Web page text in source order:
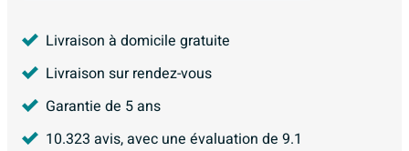
Livraison à domicile gratuite
Livraison sur rendez-vous
Garantie de 5 ans
10.323 avis, avec une évaluation de 9.1